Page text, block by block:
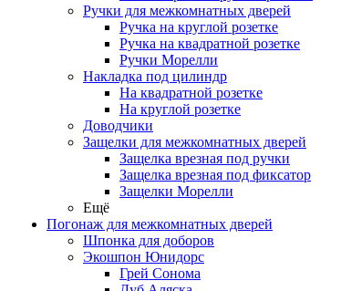
Ручки для межкомнатных дверей
Ручка на круглой розетке
Ручка на квадратной розетке
Ручки Морелли
Накладка под цилиндр
На квадратной розетке
На круглой розетке
Доводчики
Защелки для межкомнатных дверей
Защелка врезная под ручки
Защелка врезная под фиксатор
Защелки Морелли
Ещё
Погонаж для межкомнатных дверей
Шпонка для доборов
Экошпон Юнидорс
Грей Сонома